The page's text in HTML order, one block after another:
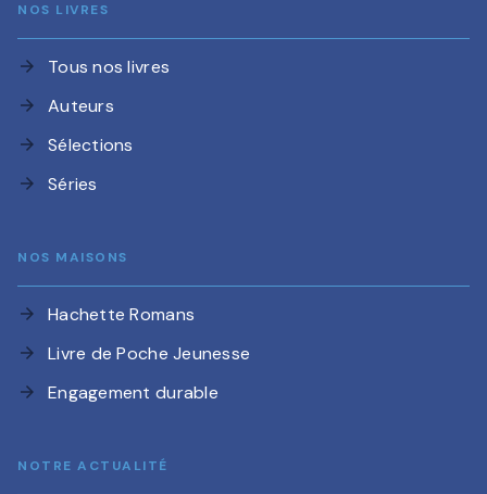
NOS LIVRES
arrow_forward Tous nos livres
arrow_forward Auteurs
arrow_forward Sélections
arrow_forward Séries
NOS MAISONS
arrow_forward Hachette Romans
arrow_forward Livre de Poche Jeunesse
arrow_forward Engagement durable
NOTRE ACTUALITÉ